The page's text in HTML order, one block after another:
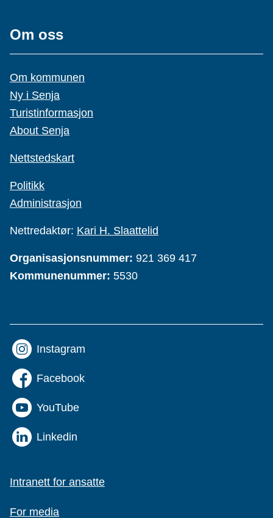
Om oss
Om kommunen
Ny i Senja
Turistinformasjon
About Senja
Nettstedskart
Politikk
Administrasjon
Nettredaktør: Kari H. Slaattelid
Organisasjonsnummer: 921 369 417
Kommunenummer: 5530
Instagram
Facebook
YouTube
Linkedin
Intranett for ansatte
For media